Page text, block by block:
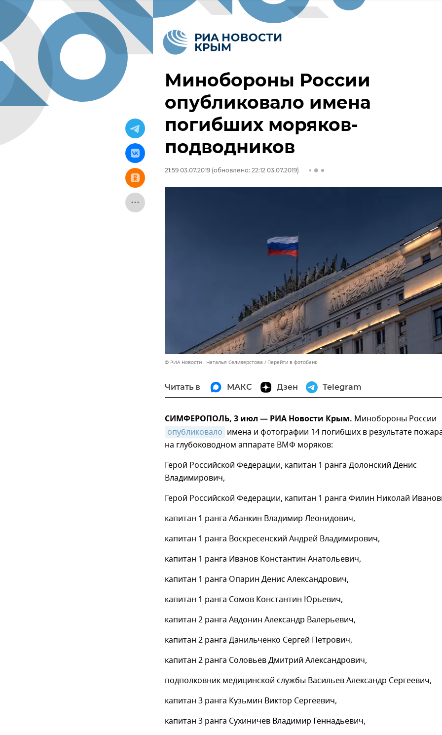
Минобороны России
опубликовало имена
погибших моряков-
подводников
21:59 03.07.2019 (обновлено: 22:12 03.07.2019)
© РИА Новости . Наталья Селиверстова Перейти в фотобанк
Читать в МАКС Дзен Telegram
СИМФЕРОПОЛЬ, 3 июл — РИА Новости Крым. Минобороны России
опубликовало имена и фотографии 14 погибших в результате
на глубоководном аппарате ВМФ моряков:
Герой Российской Федерации, капитан 1 ранга Долонский Денис
Владимирович,
Герой Российской Федерации, капитан 1 ранга Филин Николай
капитан 1 ранга Абанкин Владимир Леонидович,
капитан 1 ранга Воскресенский Андрей Владимирович,
капитан 1 ранга Иванов Константин Анатольевич,
капитан 1 ранга Опарин Денис Александрович,
капитан 1 ранга Сомов Константин Юрьевич,
капитан 2 ранга Авдонин Александр Валерьевич,
капитан 2 ранга Данильченко Сергей Петрович,
капитан 2 ранга Соловьев Дмитрий Александрович,
подполковник медицинской службы Васильев Александр Сергеевич,
капитан 3 ранга Кузьмин Виктор Сергеевич,
капитан 3 ранга Сухиничев Владимир Геннадьевич,